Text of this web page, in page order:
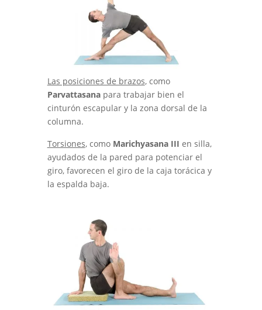
Las posiciones de brazos, como
Parvattasanapara trabajar bien el
cinturón escapular y la zona dorsal de la
columna.
Torsiones, como Marichyasana III en silla,
ayudados de la pared para potenciar el
giro, favorecen el giro de la caja torácica y
la espalda baja.